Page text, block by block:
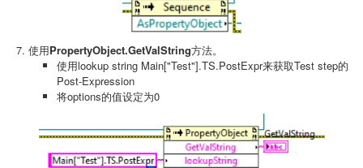
使用PropertyObject.GetValString方法。
使用lookup string Main["Test"].TS.PostExpr来获取Test step的
Post-Expression
将options的值设定为0